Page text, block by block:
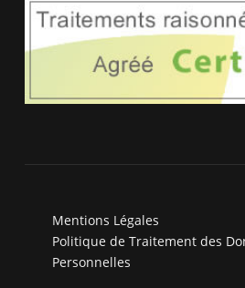
Mentions Légales
Politique de Traitement des
Personnelles